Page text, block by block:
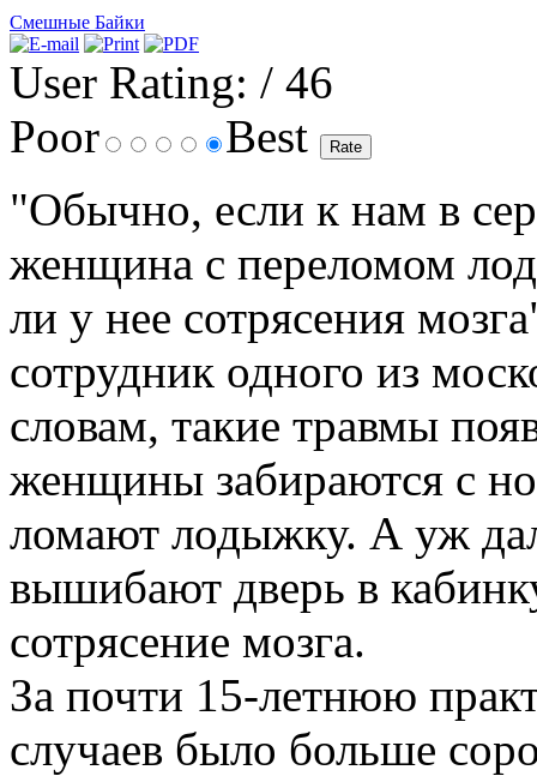
Смешные Байки
User Rating: / 46
Poor
Best
"Обычно, если к нам в
женщина с переломом
ли у нее сотрясения
сотрудник одного из
словам, такие травмы
женщины забираются с
ломают лодыжку. А уж
вышибают дверь в
сотрясение мозга.
За почти 15-летнюю
случаев было больше